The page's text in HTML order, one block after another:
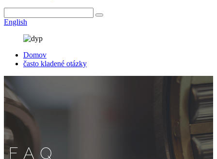
English
Domov
často kladené otázky
FAQ